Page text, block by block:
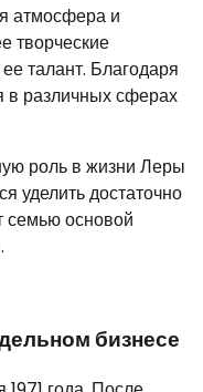
атмосфера и
творческие
талант. Благодаря
в различных сферах
роль в жизни Леры
уделить достаточно
семью основой
бизнесе